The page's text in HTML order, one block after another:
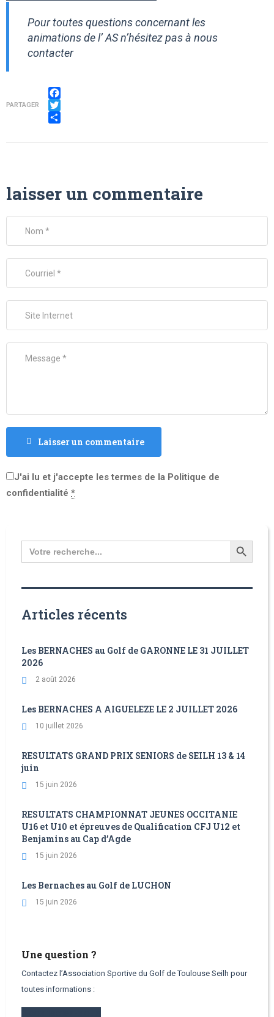
Pour toutes questions concernant les
animations de l’ AS n’hésitez pas à nous
contacter
PARTAGER
Facebook
Twitter
laisser un commentaire
Laisser un commentaire
J'ai lu et j'accepte les termes de la Politique de
confidentialité *
Search
for:
Articles récents
Les BERNACHES au Golf de GARONNE LE 31 JUILLET
2026
2 août 2026
Les BERNACHES A AIGUELEZE LE 2 JUILLET 2026
10 juillet 2026
RESULTATS GRAND PRIX SENIORS de SEILH 13 & 14
juin
15 juin 2026
RESULTATS CHAMPIONNAT JEUNES OCCITANIE
U16 et U10 et épreuves de Qualification CFJ U12 et
Benjamins au Cap d’Agde
15 juin 2026
Les Bernaches au Golf de LUCHON
15 juin 2026
Une question ?
Contactez l’Association Sportive du Golf de Toulouse Seilh pour
toutes informations :